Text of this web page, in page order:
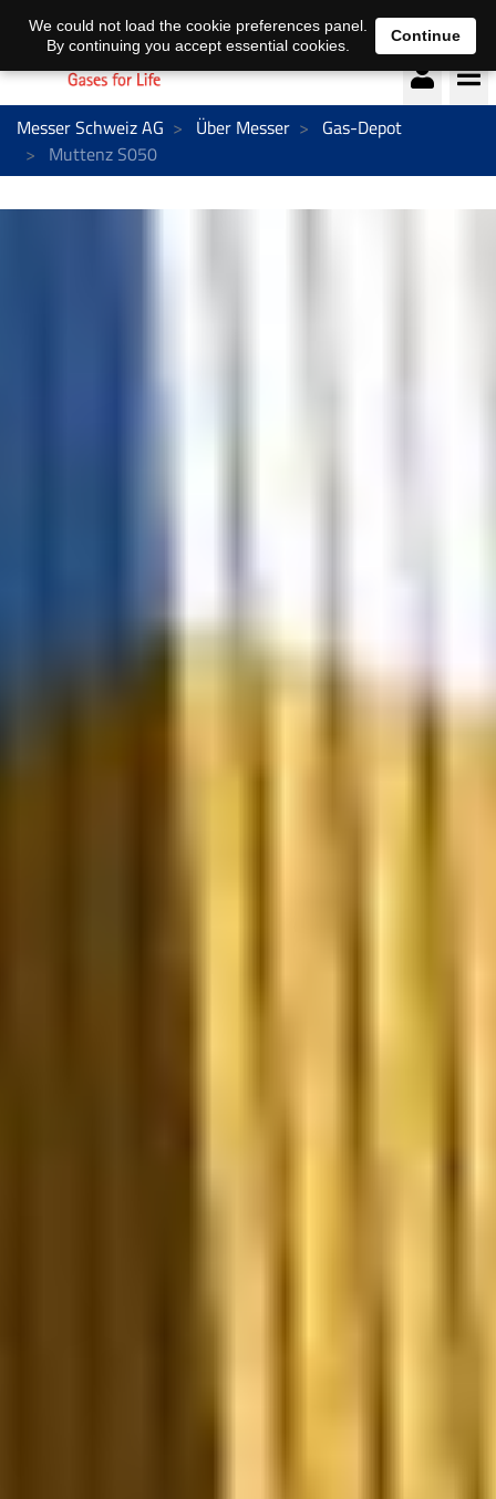
Deutsch français
Messer Schweiz AG Über Messer
Gas-Depot
Muttenz S050
We could not load the cookie preferences panel.
By continuing you accept essential cookies.
Continue